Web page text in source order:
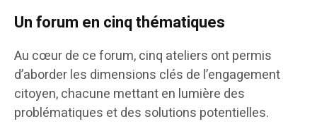
Un forum en cinq thématiques
Au cœur de ce forum, cinq ateliers ont permis
d’aborder les dimensions clés de l’engagement
citoyen, chacune mettant en lumière des
problématiques et des solutions potentielles.